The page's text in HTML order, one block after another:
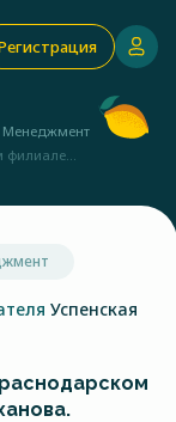
Менеджмент
филиале...
Успенская